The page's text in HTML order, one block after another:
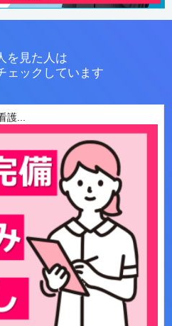
を見た人は
ェックしています
護...